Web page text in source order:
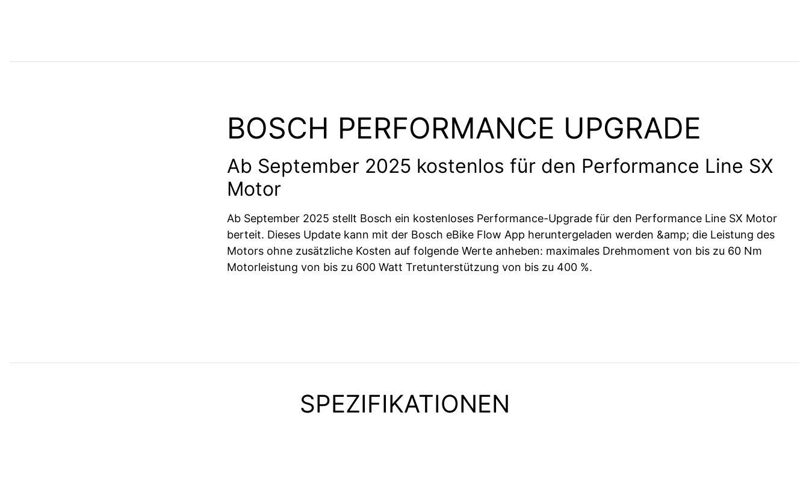
BOSCH PERFORMANCE UPGRADE
Ab September 2025 kostenlos für den Performance Line SX
Motor
Ab September 2025 stellt Bosch ein kostenloses Performance-Upgrade für den Performance Line SX Motor
berteit. Dieses Update kann mit der Bosch eBike Flow App heruntergeladen werden &amp; die Leistung des
Motors ohne zusätzliche Kosten auf folgende Werte anheben: maximales Drehmoment von bis zu 60 Nm
Motorleistung von bis zu 600 Watt Tretunterstützung von bis zu 400 %.
SPEZIFIKATIONEN